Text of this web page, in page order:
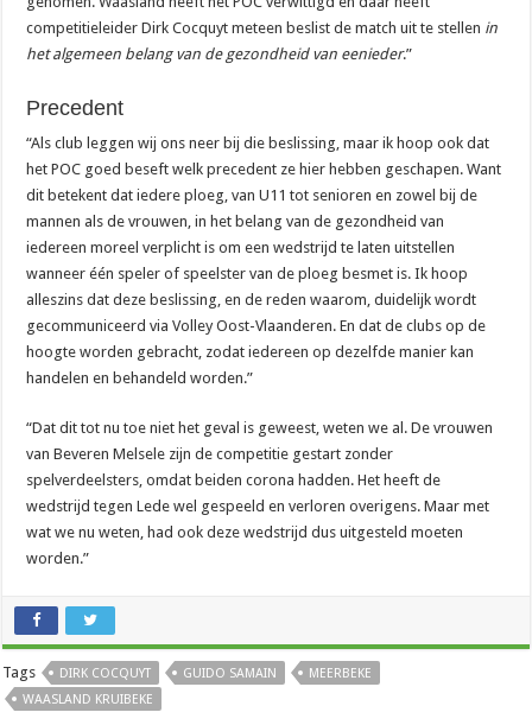
competitieleider Dirk Cocquyt meteen beslist de match uit te stellen in
het algemeen belang van de gezondheid van eenieder.”
Precedent
“Als club leggen wij ons neer bij die beslissing, maar ik hoop ook dat
het POC goed beseft welk precedent ze hier hebben geschapen. Want
dit betekent dat iedere ploeg, van U11 tot senioren en zowel bij de
mannen als de vrouwen, in het belang van de gezondheid van
iedereen moreel verplicht is om een wedstrijd te laten uitstellen
wanneer één speler of speelster van de ploeg besmet is. Ik hoop
alleszins dat deze beslissing, en de reden waarom, duidelijk wordt
gecommuniceerd via Volley Oost-Vlaanderen. En dat de clubs op de
hoogte worden gebracht, zodat iedereen op dezelfde manier kan
handelen en behandeld worden.”
“Dat dit tot nu toe niet het geval is geweest, weten we al. De vrouwen
van Beveren Melsele zijn de competitie gestart zonder
spelverdeelsters, omdat beiden corona hadden. Het heeft de
wedstrijd tegen Lede wel gespeeld en verloren overigens. Maar met
wat we nu weten, had ook deze wedstrijd dus uitgesteld moeten
worden.”
Tags DIRK COCQUYT GUIDO SAMAIN
MEERBEKE
WAASLAND KRUIBEKE